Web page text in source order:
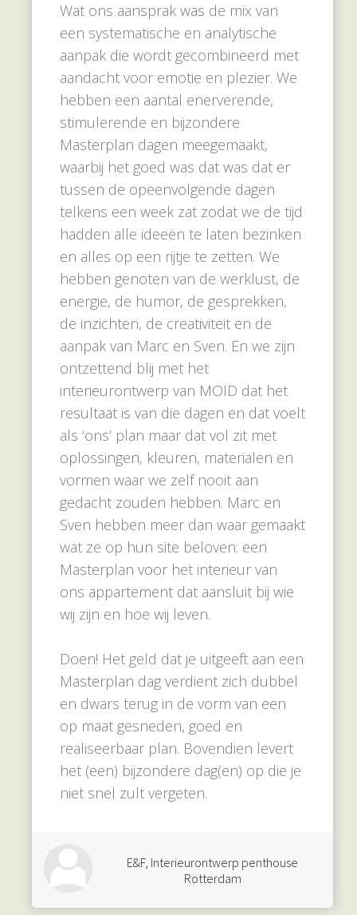
Wat ons aansprak was de mix van
een systematische en analytische
aanpak die wordt gecombineerd met
aandacht voor emotie en plezier. We
hebben een aantal enerverende,
stimulerende en bijzondere
Masterplan dagen meegemaakt,
waarbij het goed was dat was dat er
tussen de opeenvolgende dagen
telkens een week zat zodat we de tijd
hadden alle ideeën te laten bezinken
en alles op een rijtje te zetten. We
hebben genoten van de werklust, de
energie, de humor, de gesprekken,
de inzichten, de creativiteit en de
aanpak van Marc en Sven. En we zijn
ontzettend blij met het
interieurontwerp van MOID dat het
resultaat is van die dagen en dat voelt
als ‘ons’ plan maar dat vol zit met
oplossingen, kleuren, materialen en
vormen waar we zelf nooit aan
gedacht zouden hebben. Marc en
Sven hebben meer dan waar gemaakt
wat ze op hun site beloven: een
Masterplan voor het interieur van
ons appartement dat aansluit bij wie
wij zijn en hoe wij leven.
Doen! Het geld dat je uitgeeft aan een
Masterplan dag verdient zich dubbel
en dwars terug in de vorm van een
op maat gesneden, goed en
realiseerbaar plan. Bovendien levert
het (een) bijzondere dag(en) op die je
niet snel zult vergeten.
E&F, Interieurontwerp penthouse
Rotterdam